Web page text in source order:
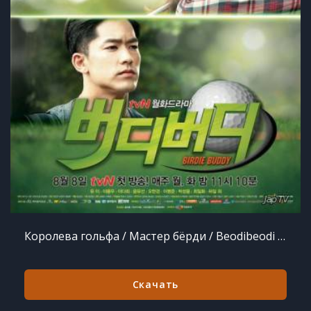
Королева гольфа / Мастер бёрди / Beodibeodi / Birdie Buddy [24 из 24] (2011)
Скачать